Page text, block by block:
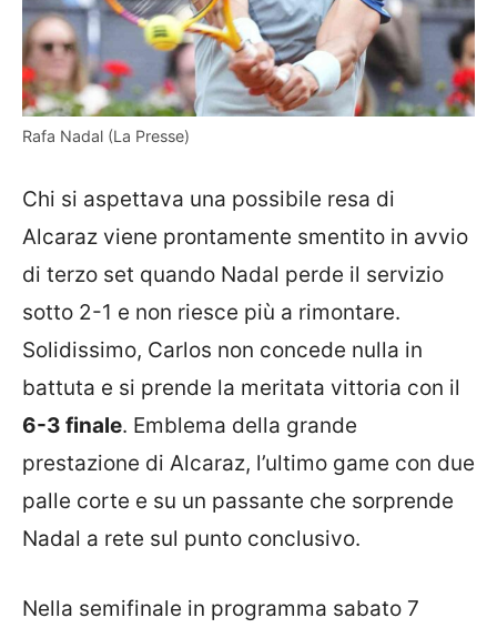
Rafa Nadal (La Presse)
Chi si aspettava una possibile resa di
Alcaraz viene prontamente smentito in avvio
di terzo set quando Nadal perde il servizio
sotto 2-1 e non riesce più a rimontare.
Solidissimo, Carlos non concede nulla in
battuta e si prende la meritata vittoria con il
6-3 finale. Emblema della grande
prestazione di Alcaraz, l’ultimo game con due
palle corte e su un passante che sorprende
Nadal a rete sul punto conclusivo.
Nella semifinale in programma sabato 7